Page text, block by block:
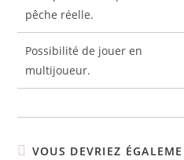
pêche réelle.
Possibilité de jouer en
multijoueur.
VOUS DEVRIEZ